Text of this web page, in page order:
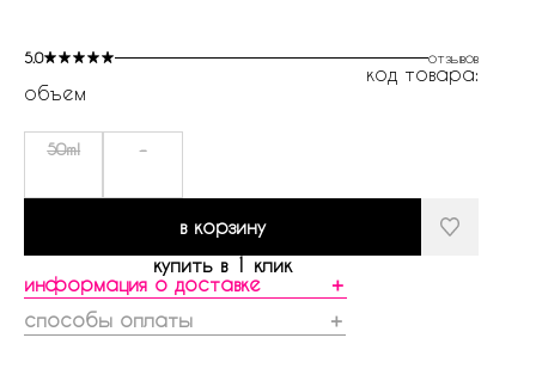
5.0 отзывов
код товара:
объем
50ml -
в корзину
купить в 1 клик
информация о доставке
＋
способы оплаты
＋